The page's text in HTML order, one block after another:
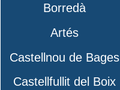
Borredà
Artés
Castellnou de Bages
Castellfullit del Boix